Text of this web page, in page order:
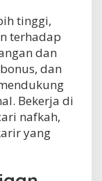
tinggi,
terhadap
dan
dan
Bekerja di
nafkah,
yang